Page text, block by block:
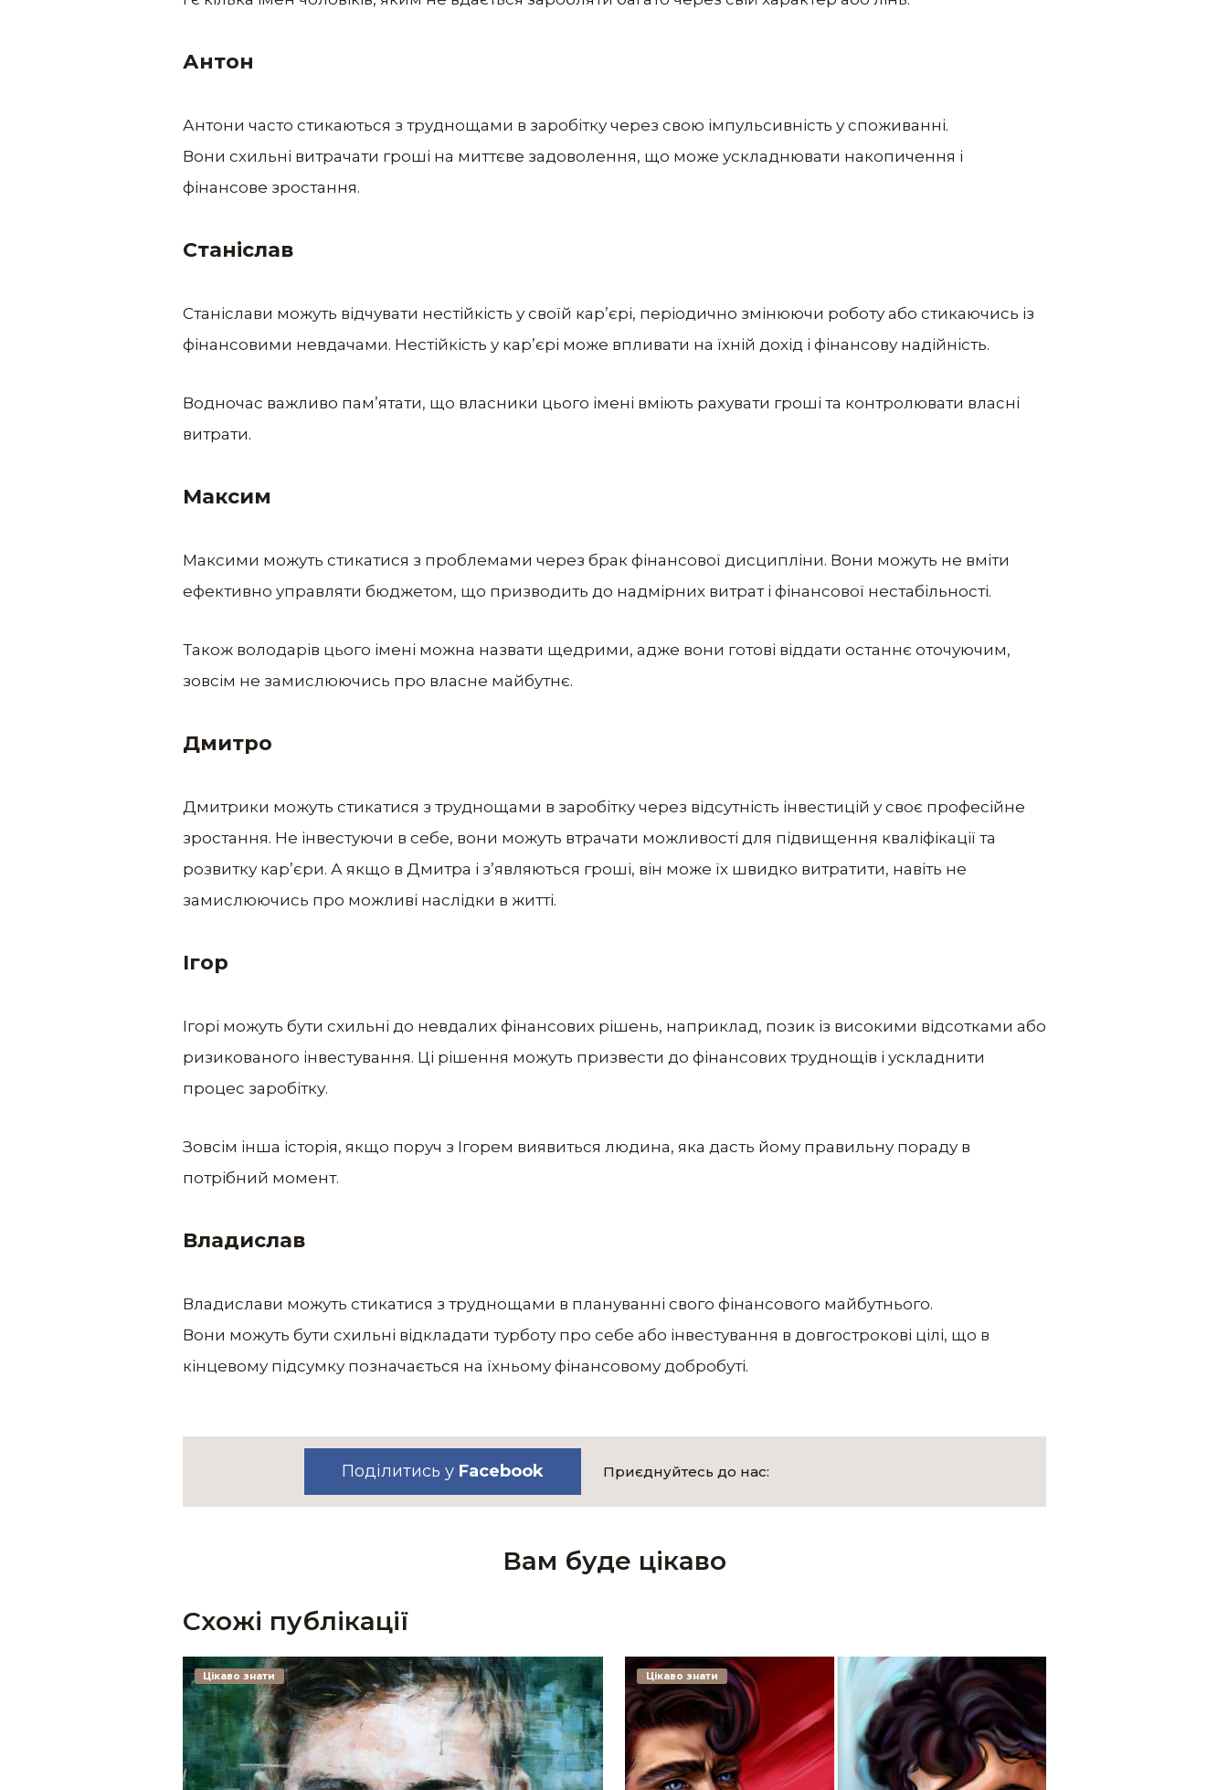
Антон
Антони часто стикаються з труднощами в заробітку через свою імпульсивність у споживанні.
Вони схильні витрачати гроші на миттєве задоволення, що може ускладнювати накопичення і
фінансове зростання.
Станіслав
Станіслави можуть відчувати нестійкість у своїй кар’єрі, періодично змінюючи роботу або стикаючись із
фінансовими невдачами. Нестійкість у кар’єрі може впливати на їхній дохід і фінансову надійність.
Водночас важливо пам’ятати, що власники цього імені вміють рахувати гроші та контролювати власні
витрати.
Максим
Максими можуть стикатися з проблемами через брак фінансової дисципліни. Вони можуть не вміти
ефективно управляти бюджетом, що призводить до надмірних витрат і фінансової нестабільності.
Також володарів цього імені можна назвати щедрими, адже вони готові віддати останнє оточуючим,
зовсім не замислюючись про власне майбутнє.
Дмитро
Дмитрики можуть стикатися з труднощами в заробітку через відсутність інвестицій у своє професійне
зростання. Не інвестуючи в себе, вони можуть втрачати можливості для підвищення кваліфікації та
розвитку кар’єри. А якщо в Дмитра і з’являються гроші, він може їх швидко витратити, навіть не
замислюючись про можливі наслідки в житті.
Ігор
Ігорі можуть бути схильні до невдалих фінансових рішень, наприклад, позик із високими відсотками або
ризикованого інвестування. Ці рішення можуть призвести до фінансових труднощів і ускладнити
процес заробітку.
Зовсім інша історія, якщо поруч з Ігорем виявиться людина, яка дасть йому правильну пораду в
потрібний момент.
Владислав
Владислави можуть стикатися з труднощами в плануванні свого фінансового майбутнього.
Вони можуть бути схильні відкладати турботу про себе або інвестування в довгострокові цілі, що в
кінцевому підсумку позначається на їхньому фінансовому добробуті.
Поділитись у Facebook Приєднуйтесь до нас:
Вам буде цікаво
Схожі публікації
Цікаво знати Цікаво знати